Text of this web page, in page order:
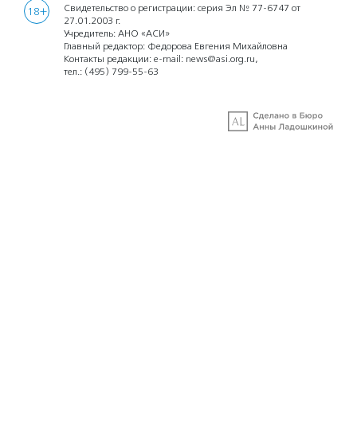
18+
Свидетельство о регистрации: серия Эл № 77-6747 от
27.01.2003 г.
Учредитель: АНО «АСИ»
Главный редактор: Федорова Евгения Михайловна
Контакты редакции: e-mail: news@asi.org.ru,
тел.: (495) 799-55-63